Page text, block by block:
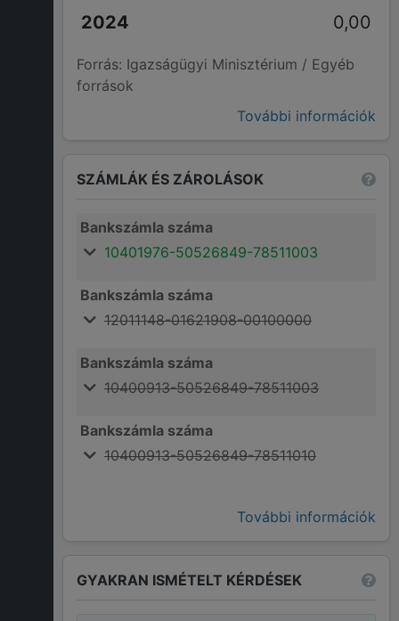
0,00
Forrás: Igazságügyi Minisztérium / Egyéb
források
További információk
SZÁMLÁK ÉS ZÁROLÁSOK
Bankszámla száma
10401976-50526849-78511003
Bankszámla száma
12011148-01621908-00100000
Bankszámla száma
10400913-50526849-78511003
Bankszámla száma
10400913-50526849-78511010
További információk
GYAKRAN ISMÉTELT KÉRDÉSEK